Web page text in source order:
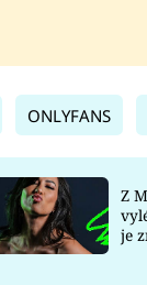
ONLYFANS
Z
je